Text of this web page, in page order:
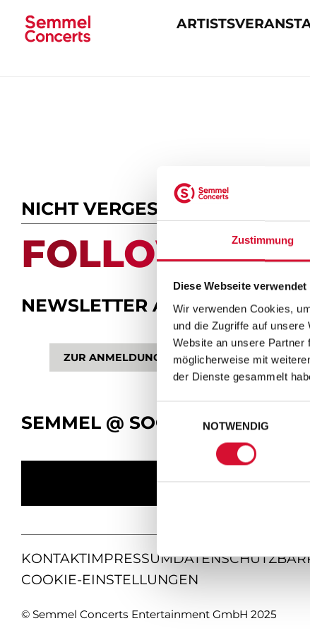
Zustimmung
Diese Webseite
Wir verwenden Cookies,
und die Zugriffe auf
Website an unsere Partner
möglicherweise mit
der Dienste gesammelt
NOTWENDIG
ARTISTS
NICHT VERGESSEN
FOLLOW US.
NEWSLETTER ABONNIEREN
ZUR ANMELDUNG
SEMMEL @ SOCIAL MEDIA
KONTAKTIMPRESSUMDATENSCHUTZ
COOKIE-EINSTELLUNGEN
© Semmel Concerts Entertainment GmbH 2025